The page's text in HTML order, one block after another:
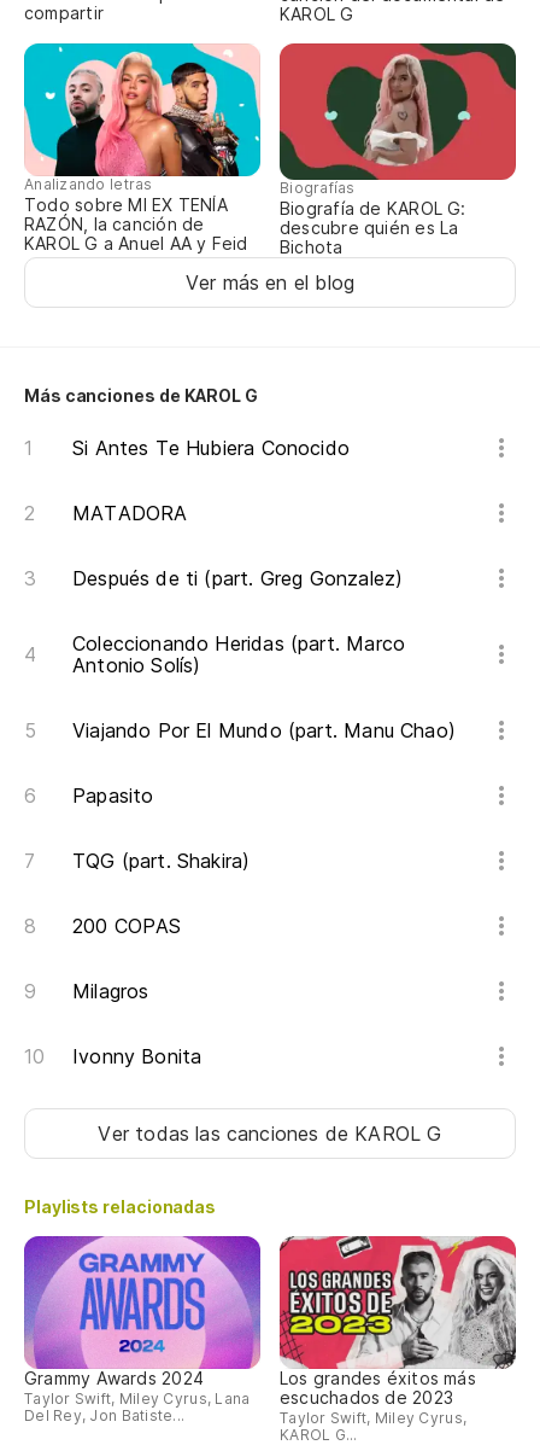
compartir
KAROL G
Analizando letras
Todo sobre MI EX TENÍA
RAZÓN, la canción de
KAROL G a Anuel AA y Feid
Biografías
Biografía de KAROL G:
descubre quién es La
Bichota
Ver más en el blog
Más canciones de KAROL G
Si Antes Te Hubiera Conocido
MATADORA
Después de ti (part. Greg Gonzalez)
Coleccionando Heridas (part. Marco
Antonio Solís)
Viajando Por El Mundo (part. Manu Chao)
Papasito
TQG (part. Shakira)
200 COPAS
Milagros
Ivonny Bonita
Ver todas las canciones de KAROL G
Playlists relacionadas
Grammy Awards 2024
Taylor Swift, Miley Cyrus, Lana
Del Rey, Jon Batiste...
Los grandes éxitos más
escuchados de 2023
Taylor Swift, Miley Cyrus,
KAROL G...